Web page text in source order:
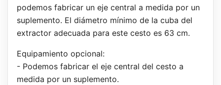
podemos fabricar un eje central a medida por un
suplemento. El diámetro mínimo de la cuba del
extractor adecuada para este cesto es 63 cm.
Equipamiento opcional:
- Podemos fabricar el eje central del cesto a
medida por un suplemento.